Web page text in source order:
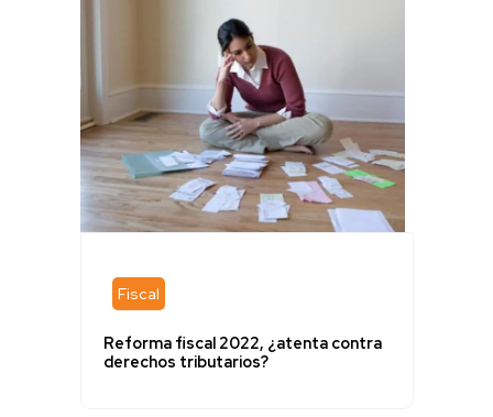
Fiscal
Reforma fiscal 2022, ¿atenta contra
derechos tributarios?